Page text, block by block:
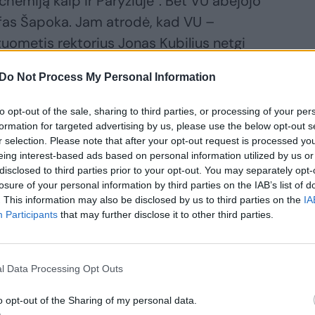
Do Not Process My Personal Information
opt-out of the sale, sharing to third parties, or processing of your
for targeted advertising by us, please use the below opt-out
selection. Please note that after your opt-out request is processed
interest-based ads based on personal information utilized by us
to third parties prior to your opt-out. You may separately
of your personal information by third parties on the IAB’s list of
This information may also be disclosed by us to third parties on the
Participants that may further disclose it to other third parties.
Data Processing Opt Outs
opt-out of the Sharing of my personal data.
Šapoka. Jam atrodė, kad VU –
rektorius Jonas Kubilius netgi
sovietmečiu. VU nuolat buvo ne savo
Rytams, per daug katalikiškas
lietuviams, per daug „reakcingas“
– tai ištisas kvartalas Vilniaus
Europos parke Briuselyje.
padaręs netgi nelogiškai
galima įvertinti melų ar pokštų